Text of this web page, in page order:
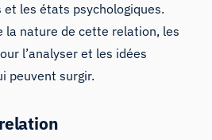
les états psychologiques.
la nature de cette relation, les
l’analyser et les idées
peuvent surgir.